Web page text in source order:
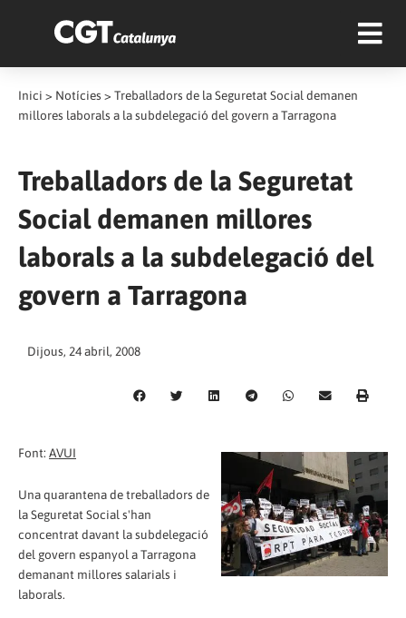
Inici > Notícies > Treballadors de la Seguretat Social demanen
millores laborals a la subdelegació del govern a Tarragona
Treballadors de la Seguretat
Social demanen millores
laborals a la subdelegació del
govern a Tarragona
Dijous, 24 abril, 2008
Font: AVUI
Una quarantena de treballadors de
la Seguretat Social s'han
concentrat davant la subdelegació
del govern espanyol a Tarragona
demanant millores salarials i
laborals.